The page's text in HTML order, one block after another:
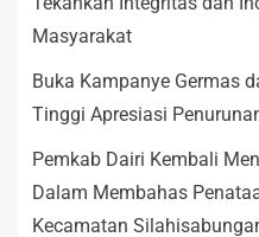
Masyarakat
Buka Kampanye Germas
Tinggi Apresiasi
Pemkab Dairi Kembali
Dalam Membahas
Kecamatan